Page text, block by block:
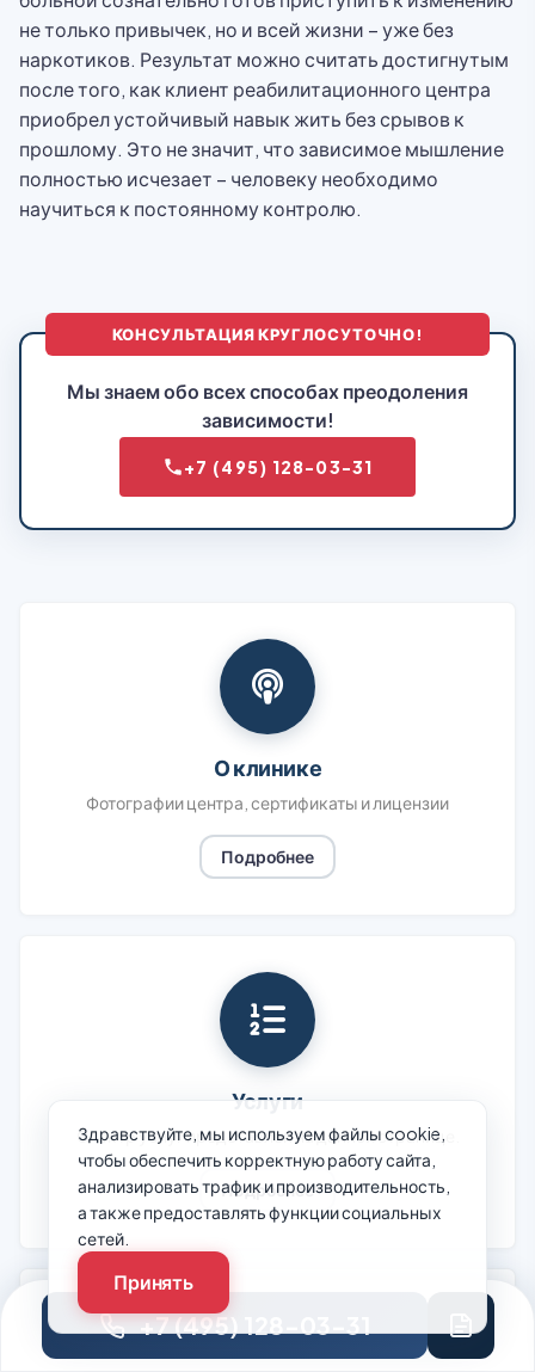
не только привычек, но и всей жизни – уже без
наркотиков. Результат можно считать достигнутым
после того, как клиент реабилитационного центра
приобрел устойчивый навык жить без срывов к
прошлому. Это не значит, что зависимое мышление
полностью исчезает – человеку необходимо
научиться к постоянному контролю.
КОНСУЛЬТАЦИЯ КРУГЛОСУТОЧНО!
Мы знаем обо всех способах преодоления
зависимости!
+7 (495) 128-03-31
О клинике
Фотографии центра, сертификаты и лицензии
Подробнее
Услуги
Спектр услуг представлен на данной странице.
Подробнее
+7 (495) 128-03-31
Здравствуйте, мы используем файлы cookie,
чтобы обеспечить корректную работу сайта,
анализировать трафик и производительность,
а также предоставлять функции социальных
сетей.
Принять